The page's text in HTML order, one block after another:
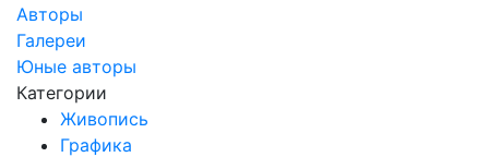
Авторы
Галереи
Юные авторы
Категории
Живопись
Графика